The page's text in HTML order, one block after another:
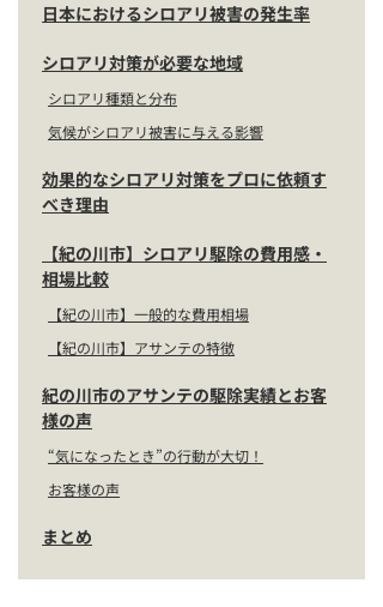
日本におけるシロアリ被害の発生率
シロアリ対策が必要な地域
シロアリ種類と分布
気候がシロアリ被害に与える影響
効果的なシロアリ対策をプロに依頼す
べき理由
【紀の川市】シロアリ駆除の費用感・
相場比較
【紀の川市】一般的な費用相場
【紀の川市】アサンテの特徴
紀の川市のアサンテの駆除実績とお客
様の声
“気になったとき”の行動が大切！
お客様の声
まとめ